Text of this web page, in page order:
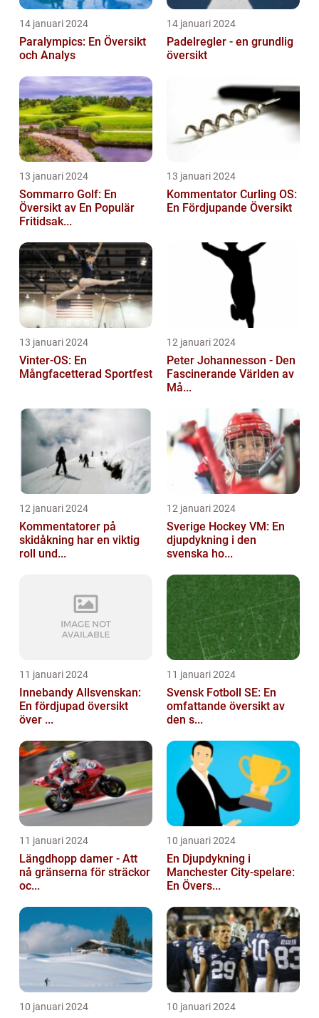
14 januari 2024
Paralympics: En Översikt
och Analys
14 januari 2024
Padelregler - en grundlig
översikt
13 januari 2024
Sommarro Golf: En
Översikt av En Populär
Fritidsak...
13 januari 2024
Kommentator Curling OS:
En Fördjupande Översikt
13 januari 2024
Vinter-OS: En
Mångfacetterad Sportfest
12 januari 2024
Peter Johannesson - Den
Fascinerande Världen av
Må...
12 januari 2024
Kommentatorer på
skidåkning har en viktig
roll und...
12 januari 2024
Sverige Hockey VM: En
djupdykning i den
svenska ho...
11 januari 2024
Innebandy Allsvenskan:
En fördjupad översikt
över ...
11 januari 2024
Svensk Fotboll SE: En
omfattande översikt av
den s...
11 januari 2024
Längdhopp damer - Att
nå gränserna för sträckor
oc...
10 januari 2024
En Djupdykning i
Manchester City-spelare:
En Övers...
10 januari 2024 10 januari 2024